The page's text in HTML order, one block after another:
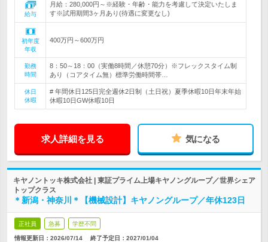
給与
月給：280,000円～※経験・年齢・能力を考慮して決定いたしま
す※試用期間3ヶ月あり(待遇に変更なし)
初年度
年収
400万円～600万円
勤務
時間
8：50～18：00（実働8時間／休憩70分）※フレックスタイム制
あり（コアタイム無）標準労働時間帯…
休日
休暇
# 年間休日125日完全週休2日制（土日祝）夏季休暇10日年末年始
休暇10日GW休暇10日
求人詳細を見る 気になる
キヤノントッキ株式会社 | 東証プライム上場キヤノングループ／世界シェア
トップクラス
＊新潟・神奈川＊【機械設計】キヤノングループ／年休123日
正社員 急募 学歴不問
情報更新日：2026/07/14 終了予定日： 2027/01/04